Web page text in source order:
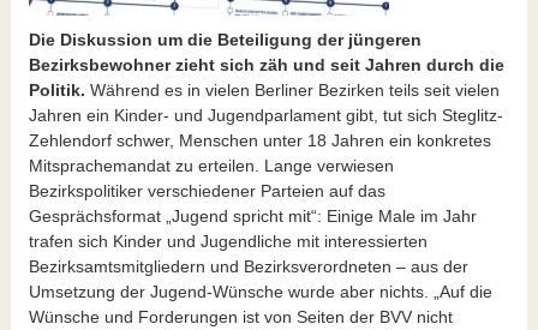
Die Diskussion um die Beteiligung der jüngeren
Bezirksbewohner zieht sich zäh und seit Jahren durch die
Politik. Während es in vielen Berliner Bezirken teils seit vielen
Jahren ein Kinder- und Jugendparlament gibt, tut sich Steglitz-
Zehlendorf schwer, Menschen unter 18 Jahren ein konkretes
Mitsprachemandat zu erteilen. Lange verwiesen
Bezirkspolitiker verschiedener Parteien auf das
Gesprächsformat „Jugend spricht mit“: Einige Male im Jahr
trafen sich Kinder und Jugendliche mit interessierten
Bezirksamtsmitgliedern und Bezirksverordneten – aus der
Umsetzung der Jugend-Wünsche wurde aber nichts. „Auf die
Wünsche und Forderungen ist von Seiten der BVV nicht